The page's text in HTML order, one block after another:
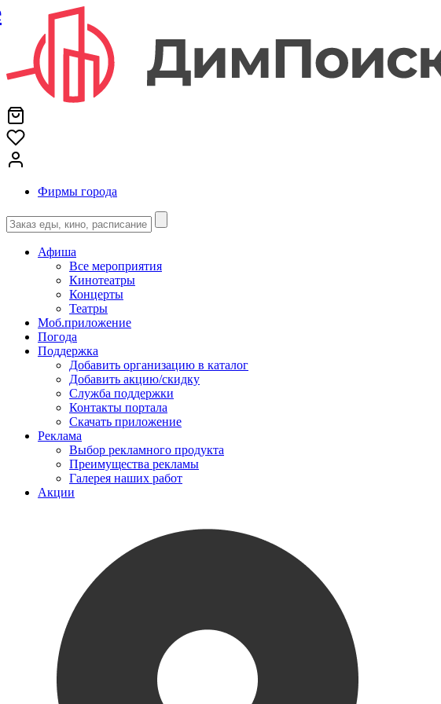
Фирмы города
Афиша
Все мероприятия
Кинотеатры
Концерты
Театры
Моб.приложение
Погода
Поддержка
Добавить организацию в каталог
Добавить акцию/скидку
Служба поддержки
Контакты портала
Скачать приложение
Реклама
Выбор рекламного продукта
Преимущества рекламы
Галерея наших работ
Акции